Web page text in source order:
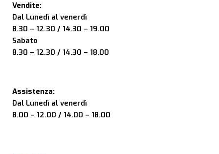
Vendite:
Dal Lunedì al venerdì
8.30 – 12.30 / 14.30 – 19.00
Sabato
8.30 – 12.30 / 14.30 – 18.00
Assistenza:
Dal Lunedì al venerdì
8.00 – 12.00 / 14.00 – 18.00